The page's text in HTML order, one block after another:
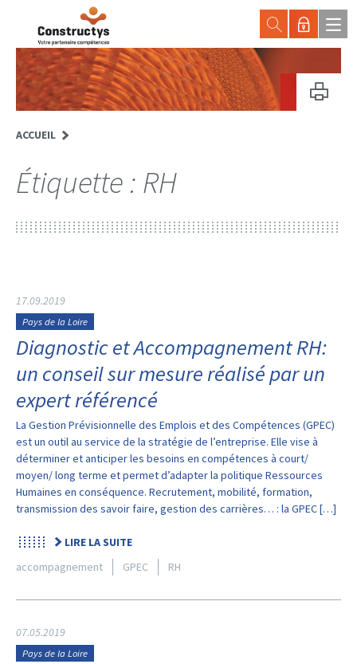
ACCUEIL
Étiquette : RH
17.09.2019
Pays de la Loire
Diagnostic et Accompagnement RH:
un conseil sur mesure réalisé par un
expert référencé
La Gestion Prévisionnelle des Emplois et des Compétences (GPEC)
est un outil au service de la stratégie de l’entreprise. Elle vise à
déterminer et anticiper les besoins en compétences à court/
moyen/ long terme et permet d’adapter la politique Ressources
Humaines en conséquence. Recrutement, mobilité, formation,
transmission des savoir faire, gestion des carrières… : la GPEC […]
LIRE LA SUITE
accompagnement
GPEC RH
07.05.2019
Pays de la Loire